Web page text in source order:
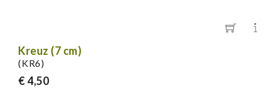
Kreuz (7 cm)
(KR6)
€ 4,50